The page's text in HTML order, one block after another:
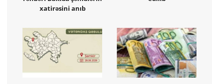
xatirəsini anıb